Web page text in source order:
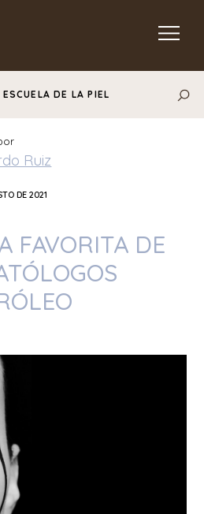
ESCUELA DE LA PIEL
Ruiz
DE 2021
FAVORITA DE